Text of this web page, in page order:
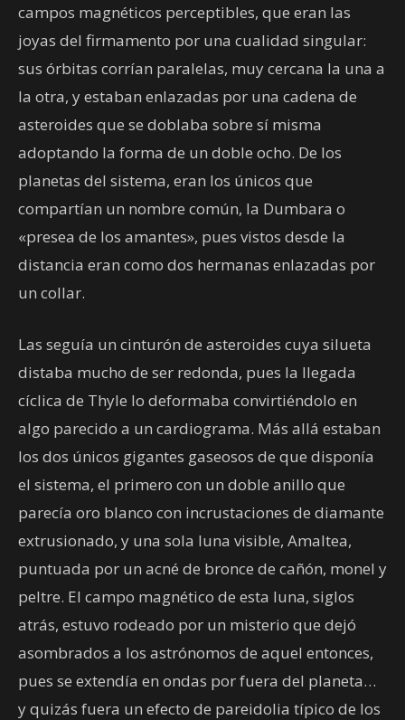
campos magnéticos perceptibles, que eran las
joyas del firmamento por una cualidad singular:
sus órbitas corrían paralelas, muy cercana la una a
la otra, y estaban enlazadas por una cadena de
asteroides que se doblaba sobre sí misma
adoptando la forma de un doble ocho. De los
planetas del sistema, eran los únicos que
compartían un nombre común, la Dumbara o
«presea de los amantes», pues vistos desde la
distancia eran como dos hermanas enlazadas por
un collar.
Las seguía un cinturón de asteroides cuya silueta
distaba mucho de ser redonda, pues la llegada
cíclica de Thyle lo deformaba convirtiéndolo en
algo parecido a un cardiograma. Más allá estaban
los dos únicos gigantes gaseosos de que disponía
el sistema, el primero con un doble anillo que
parecía oro blanco con incrustaciones de diamante
extrusionado, y una sola luna visible, Amaltea,
puntuada por un acné de bronce de cañón, monel y
peltre. El campo magnético de esta luna, siglos
atrás, estuvo rodeado por un misterio que dejó
asombrados a los astrónomos de aquel entonces,
pues se extendía en ondas por fuera del planeta…
y quizás fuera un efecto de pareidolia típico de los